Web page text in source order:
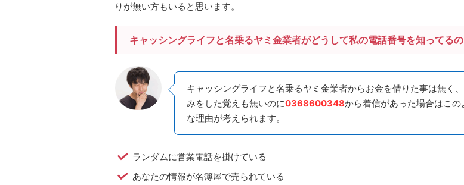
りが無い方もいると思います。
キャッシングライフと名乗るヤミ金業者がどうして私の電話番号を知ってるの
キャッシングライフと名乗るヤミ金業者からお金を借りた事は無く
みをした覚えも無いのに0368600348から着信があった場合はこの
な理由が考えられます。
ランダムに営業電話を掛けている
あなたの情報が名簿屋で売られている